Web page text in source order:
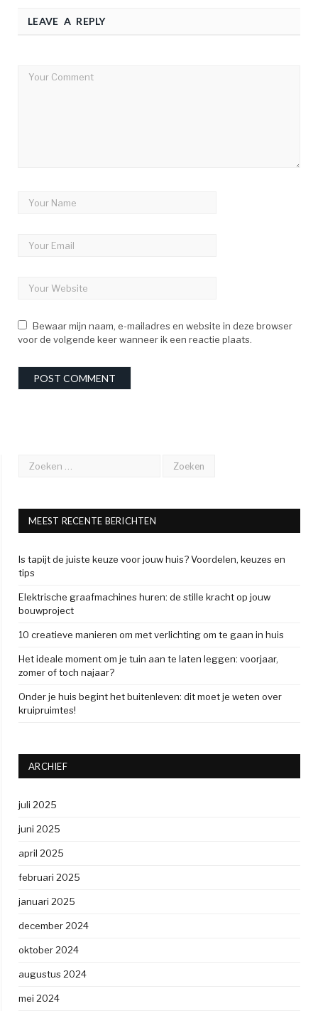
LEAVE A REPLY
Bewaar mijn naam, e-mailadres en website in deze browser
voor de volgende keer wanneer ik een reactie plaats.
MEEST RECENTE BERICHTEN
Is tapijt de juiste keuze voor jouw huis? Voordelen, keuzes en
tips
Elektrische graafmachines huren: de stille kracht op jouw
bouwproject
10 creatieve manieren om met verlichting om te gaan in huis
Het ideale moment om je tuin aan te laten leggen: voorjaar,
zomer of toch najaar?
Onder je huis begint het buitenleven: dit moet je weten over
kruipruimtes!
ARCHIEF
juli 2025
juni 2025
april 2025
februari 2025
januari 2025
december 2024
oktober 2024
augustus 2024
mei 2024